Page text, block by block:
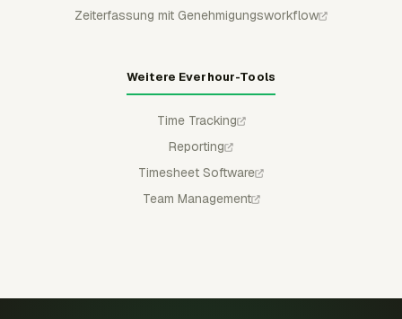
Zeiterfassung mit Genehmigungsworkflow
Weitere Everhour-Tools
Time Tracking
Reporting
Timesheet Software
Team Management